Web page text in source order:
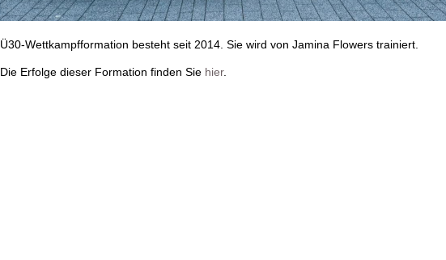
Ü30-Wettkampfformation besteht seit 2014. Sie wird von Jamina Flowers trainiert.
Die Erfolge dieser Formation finden Sie hier.